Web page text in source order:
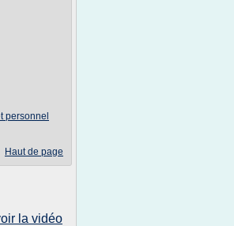
personnel
Haut de page
la vidéo